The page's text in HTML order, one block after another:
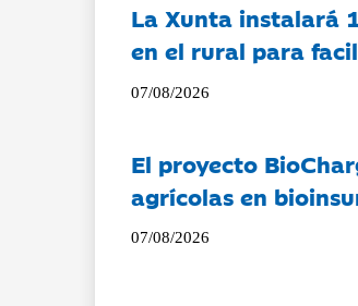
La Xunta instalará
en el rural para
07/08/2026
El proyecto
agrícolas en
07/08/2026